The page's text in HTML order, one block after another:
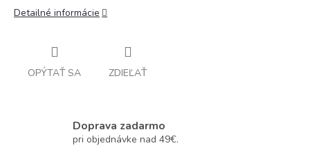
Detailné informácie
OPÝTAŤ SA ZDIEĽAŤ
Doprava zadarmo
pri objednávke nad 49€.